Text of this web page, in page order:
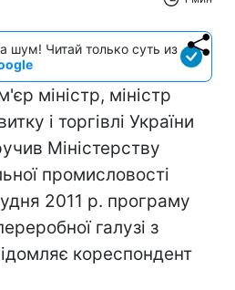
шум! Читай только суть из
міністр, міністр
і торгівлі України
Міністерству
промисловості
2011 р. програму
галузі з
кореспондент